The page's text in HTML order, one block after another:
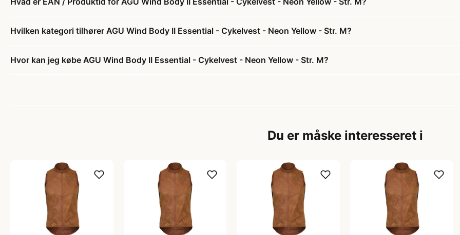
Hvilken kategori tilhører AGU Wind Body II Essential - Cykelvest - Neon Yellow - Str. M?
Hvor kan jeg købe AGU Wind Body II Essential - Cykelvest - Neon Yellow - Str. M?
Du er måske interesseret i